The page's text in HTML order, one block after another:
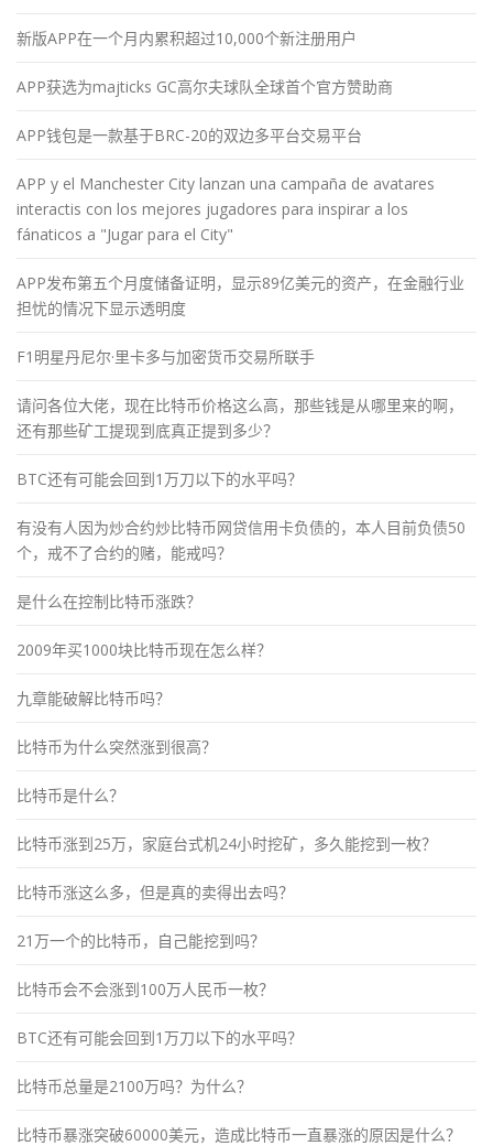
新版APP在一个月内累积超过10,000个新注册用户
APP获选为majticks GC高尔夫球队全球首个官方赞助商
APP钱包是一款基于BRC-20的双边多平台交易平台
APP y el Manchester City lanzan una campaña de avatares
interactis con los mejores jugadores para inspirar a los
fánaticos a "Jugar para el City"
APP发布第五个月度储备证明，显示89亿美元的资产，在金融行业
担忧的情况下显示透明度
F1明星丹尼尔·里卡多与加密货币交易所联手
请问各位大佬，现在比特币价格这么高，那些钱是从哪里来的啊，
还有那些矿工提现到底真正提到多少？
BTC还有可能会回到1万刀以下的水平吗？
有没有人因为炒合约炒比特币网贷信用卡负债的，本人目前负债50
个，戒不了合约的赌，能戒吗？
是什么在控制比特币涨跌？
2009年买1000块比特币现在怎么样？
九章能破解比特币吗？
比特币为什么突然涨到很高？
比特币是什么？
比特币涨到25万，家庭台式机24小时挖矿，多久能挖到一枚？
比特币涨这么多，但是真的卖得出去吗？
21万一个的比特币，自己能挖到吗？
比特币会不会涨到100万人民币一枚？
BTC还有可能会回到1万刀以下的水平吗？
比特币总量是2100万吗？为什么？
比特币暴涨突破60000美元，造成比特币一直暴涨的原因是什么？